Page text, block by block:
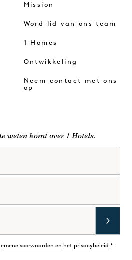
Mission
Word lid van ons team
1 Homes
Ontwikkeling
Neem contact met ons
op
te weten komt over 1 Hotels.
voorwaarden en het privacybeleid *.